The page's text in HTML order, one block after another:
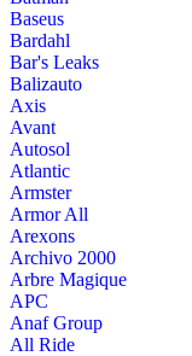
Baseus
Bardahl
Bar's Leaks
Balizauto
Axis
Avant
Autosol
Atlantic
Armster
Armor All
Arexons
Archivo 2000
Arbre Magique
APC
Anaf Group
All Ride